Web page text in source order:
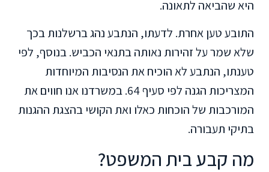
היא שהביאה לתאונה.
התובע טען אחרת. לדעתו, הנתבע נהג ברשלנות בכך
שלא שמר על זהירות נאותה בתנאי הכביש. בנוסף, לפי
טענתו, הנתבע לא הוכיח את הנסיבות המיוחדות
המצריכות הגנה לפי סעיף 64. במשרדנו אנו חווים את
המורכבות של הוכחות כאלו ואת הקושי בהצגת ההגנות
בתיקי תעבורה.
מה קבע בית המשפט?